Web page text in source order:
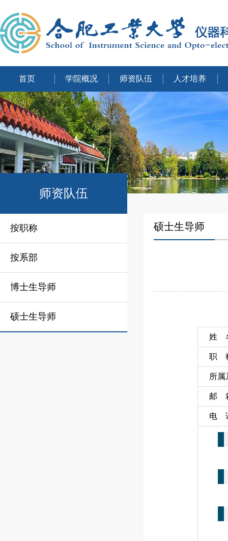
首页 学院概况 师资队伍 人才培养
师资队伍
按职称
按系部
博士生导师
硕士生导师
硕士生导师
姓
职
所属
邮
电